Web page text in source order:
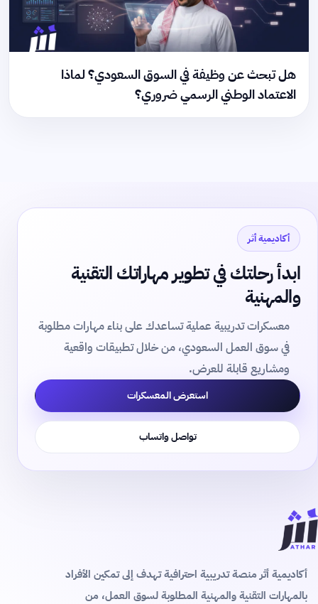
هل تبحث عن وظيفة في السوق السعودي؟ لماذا
الاعتماد الوطني الرسمي ضروري؟
أكاديمية أثر
ابدأ رحلتك في تطوير مهاراتك التقنية
والمهنية
معسكرات تدريبية عملية تساعدك على بناء مهارات مطلوبة
في سوق العمل السعودي، من خلال تطبيقات واقعية
ومشاريع قابلة للعرض.
استعرض المعسكرات
تواصل واتساب
أكاديمية أثر منصة تدريبية احترافية تهدف إلى تمكين الأفراد
بالمهارات التقنية والمهنية المطلوبة لسوق العمل، من